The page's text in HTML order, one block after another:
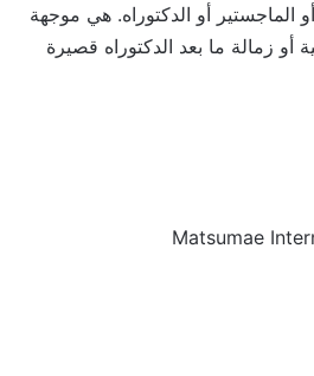
أو الدكتوراه. هي موجهة
أو زمالة ما بعد الدكتوراه قصيرة